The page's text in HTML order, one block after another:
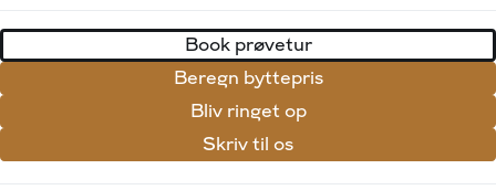
Book prøvetur
Beregn byttepris
Bliv ringet op
Skriv til os